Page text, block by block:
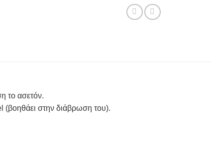
το ασετόν.
(βοηθάει στην διάβρωση του).